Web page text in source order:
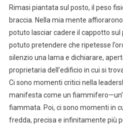
Rimasi piantata sul posto, il peso
braccia. Nella mia mente
potuto lasciar cadere il cappotto sul
potuto pretendere che ripetesse
silenzio una lama e dichiarare,
proprietaria dell’edificio in cui si
Ci sono momenti critici nella
manifesta come un
fiammata. Poi, ci sono momenti in
fredda, precisa e infinitamente più